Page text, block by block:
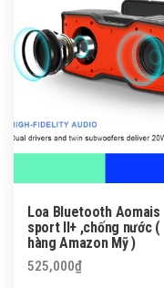
Loa Bluetooth Aomais
sport II+ ,chống nước (
hàng Amazon Mỹ )
525,000₫